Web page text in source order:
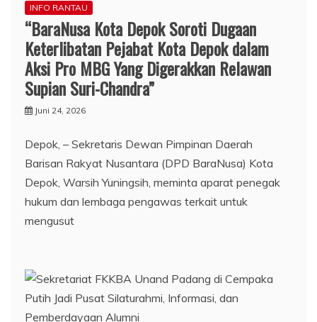
INFO RANTAU
“BaraNusa Kota Depok Soroti Dugaan
Keterlibatan Pejabat Kota Depok dalam
Aksi Pro MBG Yang Digerakkan Relawan
Supian Suri-Chandra”
Juni 24, 2026
Depok, – Sekretaris Dewan Pimpinan Daerah
Barisan Rakyat Nusantara (DPD BaraNusa) Kota
Depok, Warsih Yuningsih, meminta aparat penegak
hukum dan lembaga pengawas terkait untuk
mengusut